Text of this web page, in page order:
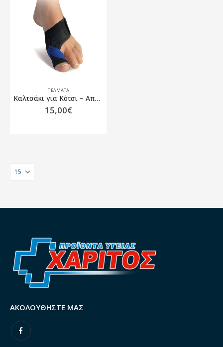
ΠΈΛΜΑΤΑ
Καλτσάκι για Κότσι – Απαγωγής Μεγάλου Δακτύλου
15,00€
ΑΚΟΛΟΥΘΉΣΤΕ ΜΑΣ